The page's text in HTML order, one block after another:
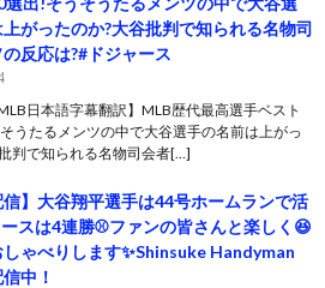
がったのか?大谷批判で知られる名物司
反応は?#ドジャース
日本語字幕翻訳】MLB歴代最高選手ベスト
うたるメンツの中で大谷選手の名前は上がっ
判で知られる名物司会者[…]
信】大谷翔平選手は44号ホームランで活
スは4連勝⚾️ファンの皆さんと楽しく😆
ゃべりします✨Shinsuke Handyman
中！